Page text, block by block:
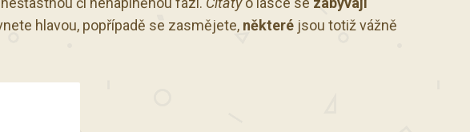
hlavou, popřípadě se zasmějete, některé jsou totiž vážně